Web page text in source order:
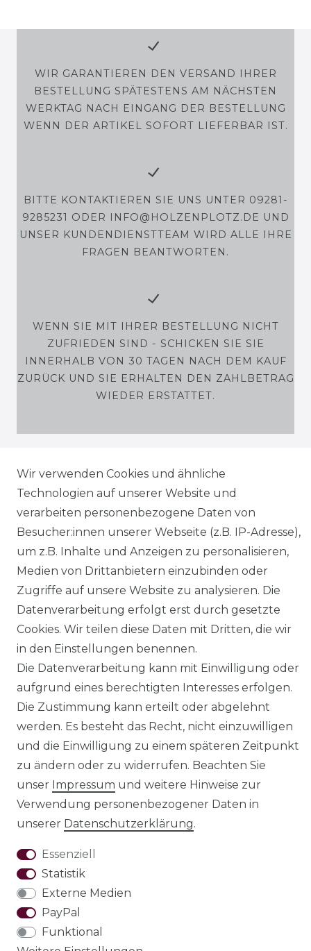
WIR GARANTIEREN DEN VERSAND IHRER
BESTELLUNG SPÄTESTENS AM NÄCHSTEN
WERKTAG NACH EINGANG DER BESTELLUNG
WENN DER ARTIKEL SOFORT LIEFERBAR IST.
BITTE KONTAKTIEREN SIE UNS UNTER 09281-
9285231 ODER INFO@HOLZENPLOTZ.DE UND
UNSER KUNDENDIENSTTEAM WIRD ALLE IHRE
FRAGEN BEANTWORTEN.
WENN SIE MIT IHRER BESTELLUNG NICHT
ZUFRIEDEN SIND - SCHICKEN SIE SIE
INNERHALB VON 30 TAGEN NACH DEM KAUF
ZURÜCK UND SIE ERHALTEN DEN ZAHLBETRAG
WIEDER ERSTATTET.
SHOP
MEIN KONTO
SERVICE
Holzenplotz
Impressum Daten­schutz­erklärung
AGB Barrierefreiheitserklärung
Wir verwenden Cookies und ähnliche
Technologien auf unserer Website und
verarbeiten personenbezogene Daten von
Besucher:innen unserer Webseite (z.B. IP-Adresse),
um z.B. Inhalte und Anzeigen zu personalisieren,
Medien von Drittanbietern einzubinden oder
Zugriffe auf unsere Website zu analysieren. Die
Datenverarbeitung erfolgt erst durch gesetzte
Cookies. Wir teilen diese Daten mit Dritten, die wir
in den Einstellungen benennen.
Die Datenverarbeitung kann mit Einwilligung oder
aufgrund eines berechtigten Interesses erfolgen.
Die Zustimmung kann erteilt oder abgelehnt
werden. Es besteht das Recht, nicht einzuwilligen
und die Einwilligung zu einem späteren Zeitpunkt
zu ändern oder zu widerrufen. Beachten Sie
unser Impressum und weitere Hinweise zur
Verwendung personenbezogener Daten in
unserer Daten­schutz­erklärung.
Essenziell
Statistik
Externe Medien
PayPal
Funktional